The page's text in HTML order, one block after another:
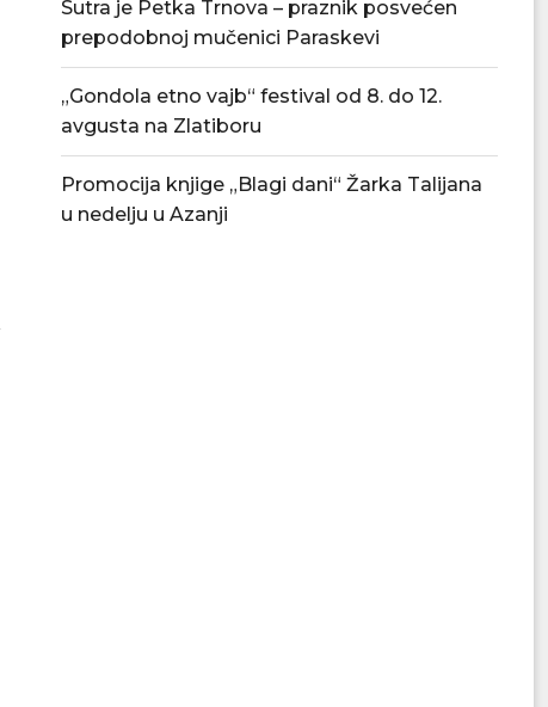
Sutra je Petka Trnova – praznik posvećen
prepodobnoj mučenici Paraskevi
„Gondola etno vajb“ festival od 8. do 12.
avgusta na Zlatiboru
Promocija knjige „Blagi dani“ Žarka Talijana
u nedelju u Azanji